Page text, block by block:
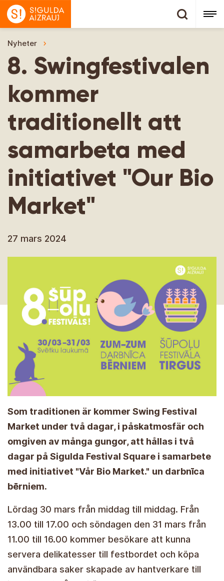
Nyheter
8. Swingfestivalen
kommer
traditionellt att
samarbeta med
initiativet "Our Bio
Market"
27 mars 2024
Som traditionen är kommer Swing Festival
Market under två dagar, i påskatmosfär och
omgiven av många gungor, att hållas i två
dagar på Sigulda Festival Square i samarbete
med initiativet "Vår Bio Market." un darbnīca
bērniem.
Lördag 30 mars från middag till middag. Från
13.00 till 17.00 och söndagen den 31 mars från
11.00 till 16.00 kommer besökare att kunna
servera delikatesser till festbordet och köpa
användbara saker skapade av hantverkare till